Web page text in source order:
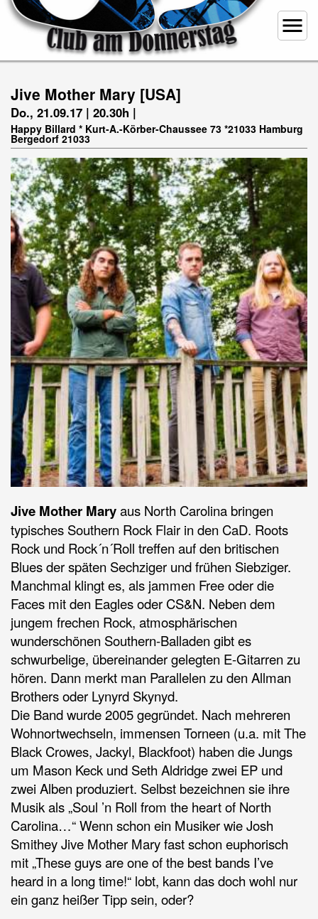
menu
Jive Mother Mary [USA]
Do., 21.09.17 | 20.30h |
Happy Billard * Kurt-A.-Körber-Chaussee 73 *21033 Hamburg
Bergedorf 21033
Jive Mother Maryaus North Carolina bringen
typisches Southern Rock Flair in den CaD. Roots
Rock und Rock´n´Roll treffen auf den britischen
Blues der späten Sechziger und frühen Siebziger.
Manchmal klingt es, als jammen Free oder die
Faces mit den Eagles oder CS&N. Neben dem
jungem frechen Rock, atmosphärischen
wunderschönen Southern-Balladen gibt es
schwurbelige, übereinander gelegten E-Gitarren zu
hören. Dann merkt man Parallelen zu den Allman
Brothers oder Lynyrd Skynyd.
Die Band wurde 2005 gegründet. Nach mehreren
Wohnortwechseln, immensen Torneen (u.a. mit The
Black Crowes, Jackyl, Blackfoot) haben die Jungs
um Mason Keck und Seth Aldridge zwei EP und
zwei Alben produziert. Selbst bezeichnen sie ihre
Musik als „Soul ’n Roll from the heart of North
Carolina…“ Wenn schon ein Musiker wie Josh
Smithey Jive Mother Mary fast schon euphorisch
mit „These guys are one of the best bands I’ve
heard in a long time!“ lobt, kann das doch wohl nur
ein ganz heißer Tipp sein, oder?